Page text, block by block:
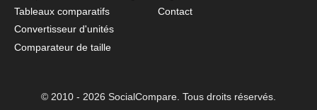
Tableaux comparatifs
Convertisseur d'unités
Comparateur de taille
Contact
© 2010 - 2026 SocialCompare. Tous droits réservés.